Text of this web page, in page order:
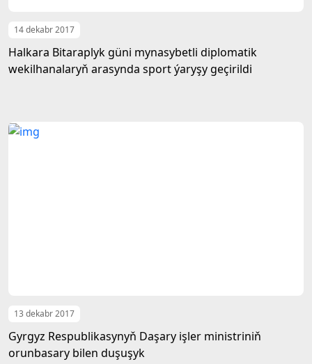
14 dekabr 2017
Halkara Bitaraplyk güni mynasybetli diplomatik
wekilhanalaryň arasynda sport ýaryşy geçirildi
13 dekabr 2017
Gyrgyz Respublikasynyň Daşary işler ministriniň
orunbasary bilen duşuşyk